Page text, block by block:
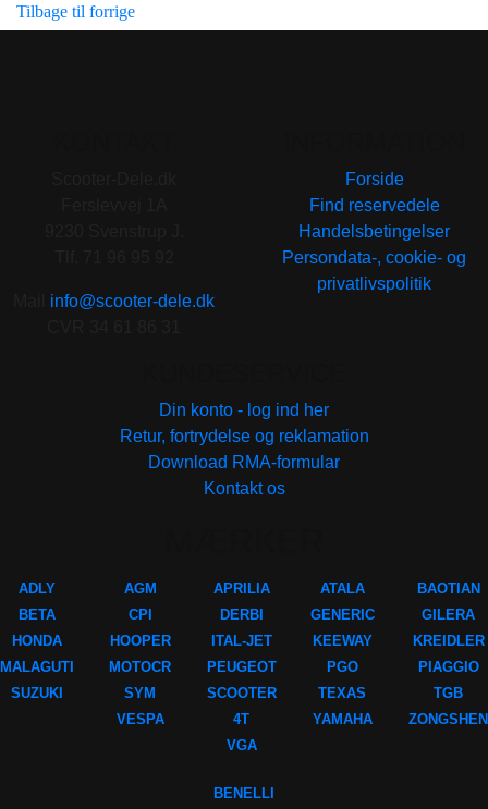
Tilbage til forrige
info@scooter-dele.dk
Forside
Find reservedele
Handelsbetingelser
Persondata-, cookie- og
privatlivspolitik
Din konto - log ind her
Retur, fortrydelse og reklamation
Download RMA-formular
Kontakt os
ADLY
BETA
HONDA
MALAGUTI
SUZUKI
AGM
CPI
HOOPER
MOTOCR
SYM
VESPA
APRILIA
DERBI
ITAL-JET
PEUGEOT
SCOOTER
4T
VGA
ATALA
GENERIC
KEEWAY
PGO
TEXAS
YAMAHA
BAOTIAN
GILERA
KREIDLER
PIAGGIO
TGB
ZONGSHEN
BENELLI